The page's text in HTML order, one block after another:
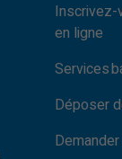
Inscrivez-
en ligne
Services
Déposer